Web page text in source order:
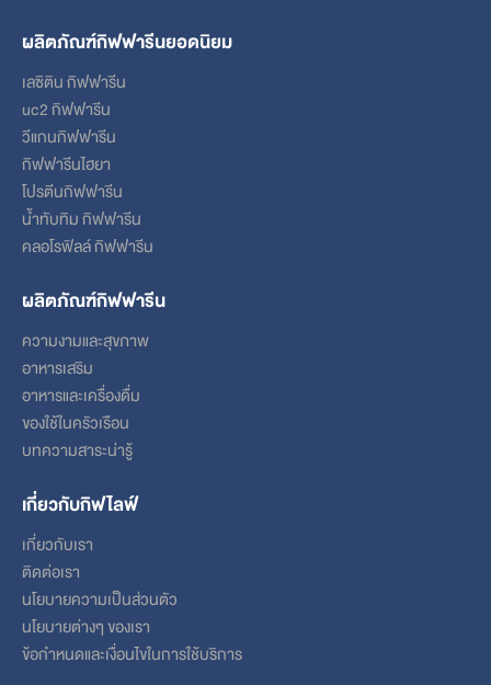
ผลิตภัณฑ์กิฟฟารีนยอดนิยม
เลซิติน กิฟฟารีน
uc2 กิฟฟารีน
วีแกนกิฟฟารีน
กิฟฟารีนไฮยา
โปรตีนกิฟฟารีน
น้ำทับทิม กิฟฟารีน
คลอโรฟิลล์ กิฟฟารีน
ผลิตภัณฑ์กิฟฟารีน
ความงามและสุขภาพ
อาหารเสริม
อาหารและเครื่องดื่ม
ของใช้ในครัวเรือน
บทความสาระน่ารู้
เกี่ยวกับกิฟไลฟ์
เกี่ยวกับเรา
ติดต่อเรา
นโยบายความเป็นส่วนตัว
นโยบายต่างๆ ของเรา
ข้อกําหนดและเงื่อนไขในการใช้บริการ